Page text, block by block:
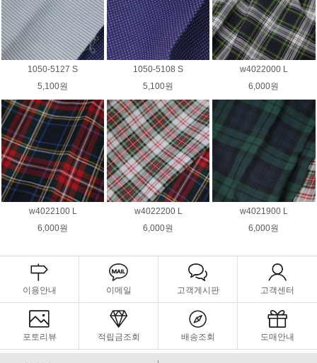
1050-5127 S
5,100원
1050-5108 S
5,100원
w4022000 L
6,000원
w4022100 L
6,000원
w4022200 L
6,000원
w4021900 L
6,000원
이용안내 이메일 고객게시판 고객센터
포토리뷰 적립금조회 배송조회 도매안내